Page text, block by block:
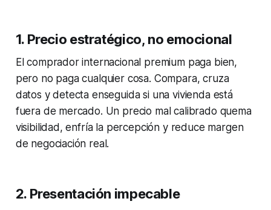
1. Precio estratégico, no emocional
El comprador internacional premium paga bien,
pero no paga cualquier cosa. Compara, cruza
datos y detecta enseguida si una vivienda está
fuera de mercado. Un precio mal calibrado quema
visibilidad, enfría la percepción y reduce margen
de negociación real.
2. Presentación impecable